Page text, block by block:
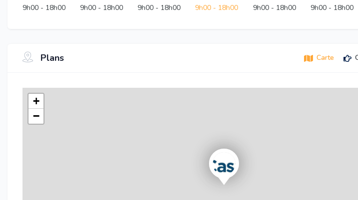
9h00 - 18h00
9h00 - 18h00
9h00 - 18h00
9h00 - 18h00
9h00- 18h00
9h00- 18h00
Plans Carte
+
−